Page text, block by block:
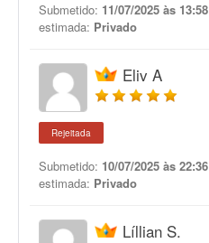
Submetido: 11/07/2025 às 13:58
estimada: Privado
Eliv A
Rejeitada
Submetido: 10/07/2025 às 22:36
estimada: Privado
Líllian S.